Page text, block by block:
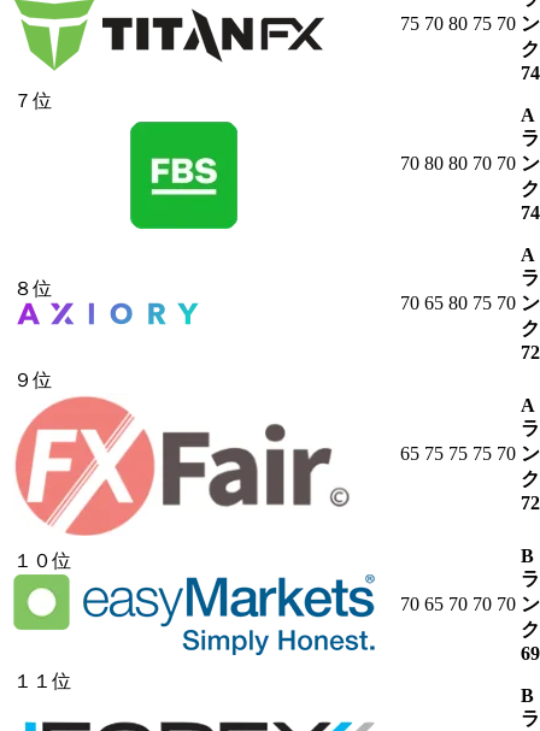
75 70 80 75 70 ン
ク
74
７位
70 80 80 70 70
A
ラ
ン
ク
74
８位
70 65 80 75 70
A
ラ
ン
ク
72
９位
65 75 75 75 70
A
ラ
ン
ク
72
１０位
70 65 70 70 70
B
ラ
ン
ク
69
１１位
B
ラ